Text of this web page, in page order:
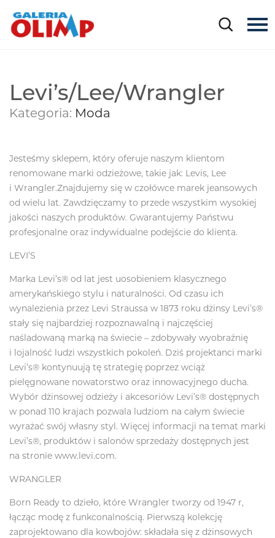
Levi’s/Lee/Wrangler
Kategoria: Moda
Jesteśmy sklepem, który oferuje naszym klientom
renomowane marki odzieżowe, takie jak: Levis, Lee
i Wrangler.Znajdujemy się w czołówce marek jeansowych
od wielu lat. Zawdzięczamy to przede wszystkim wysokiej
jakości naszych produktów. Gwarantujemy Państwu
profesjonalne oraz indywidualne podejście do klienta.
LEVI’S
Marka Levi’s® od lat jest uosobieniem klasycznego
amerykańskiego stylu i naturalności. Od czasu ich
wynalezienia przez Levi Straussa w 1873 roku dżinsy Levi’s®
stały się najbardziej rozpoznawalną i najczęściej
naśladowaną marką na świecie – zdobywały wyobraźnię
i lojalność ludzi wszystkich pokoleń. Dziś projektanci marki
Levi’s® kontynuują tę strategię poprzez wciąż
pielęgnowane nowatorstwo oraz innowacyjnego ducha.
Wybór dżinsowej odzieży i akcesoriów Levi’s® dostępnych
w ponad 110 krajach pozwala ludziom na całym świecie
wyrażać swój własny styl. Więcej informacji na temat marki
Levi’s®, produktów i salonów sprzedaży dostępnych jest
na stronie www.levi.com.
WRANGLER
Born Ready to dzieło, które Wrangler tworzy od 1947 r,
łącząc modę z funkconalnością. Pierwszą kolekcję
zaprojektowano dla kowbojów: składała się z dżinsowych